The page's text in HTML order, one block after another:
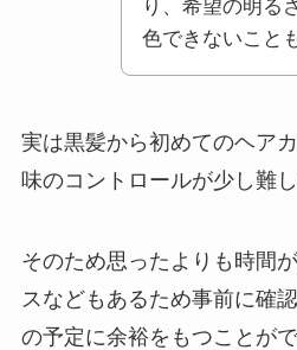
り、希望の明る
色できないことも
実は黒髪から初めてのヘア
味のコントロールが少し難し
そのため思ったよりも時間
スなどもあるため事前に確
の予定に余裕をもつことが